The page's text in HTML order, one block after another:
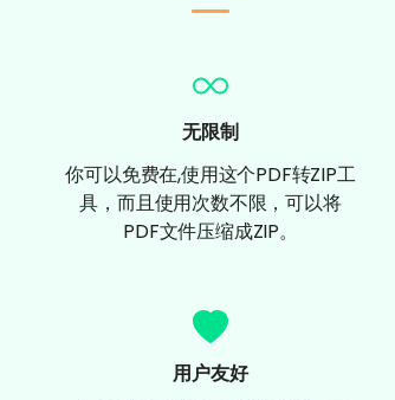
无限制
你可以免费在,使用这个PDF转ZIP工
具，而且使用次数不限，可以将
PDF文件压缩成ZIP。
用户友好